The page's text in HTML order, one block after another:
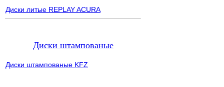
Диски литые REPLAY ACURA
Диски штампованые
Диски штампованые KFZ